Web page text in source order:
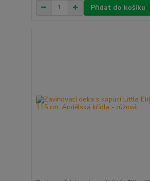
Přidat do košíku